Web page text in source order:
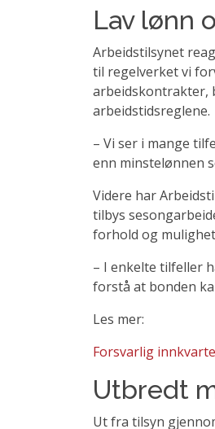
Lav lønn
Arbeidstilsynet
til regelverket vi
arbeidskontrakter,
arbeidstidsreglene.
– Vi ser i mange
enn minstelønnen
Videre har
tilbys
forhold og
– I enkelte tilfeller
forstå at bonden
Les mer:
Forsvarlig
Utbredt
Ut fra tilsyn